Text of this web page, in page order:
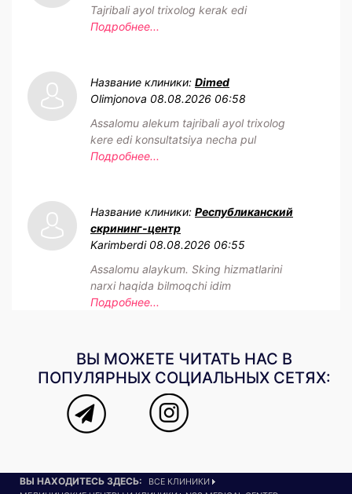
Tajribali ayol trixolog kerak edi
Подробнее...
Название клиники: Dimed
Olimjonova 08.08.2026 06:58
Assalomu alekum tajribali ayol trixolog
kere edi konsultatsiya necha pul
Подробнее...
Название клиники: Республиканский
скрининг-центр
Karimberdi 08.08.2026 06:55
Assalomu alaykum. Sking hizmatlarini
narxi haqida bilmoqchi idim
Подробнее...
ВЫ МОЖЕТЕ ЧИТАТЬ НАС В
ПОПУЛЯРНЫХ СОЦИАЛЬНЫХ СЕТЯХ:
ВЫ НАХОДИТЕСЬ ЗДЕСЬ:
ВСЕ КЛИНИКИ